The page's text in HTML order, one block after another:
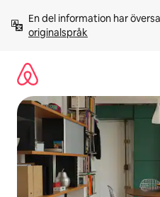
innehåll
En del information har
originalspråk